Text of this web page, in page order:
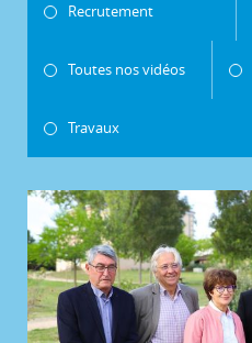
Recrutement
Toutes nos vidéos
Travaux